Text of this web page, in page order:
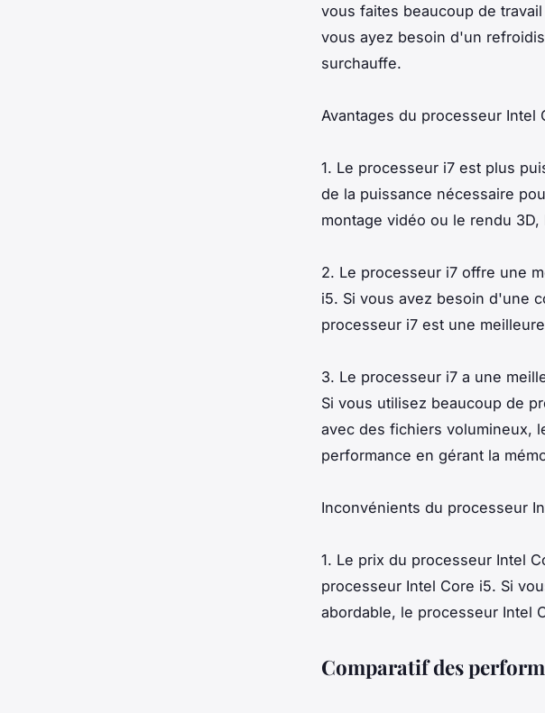
vous faites beaucoup de
vous ayez besoin d'un
surchauffe.
Avantages du processeur Intel
1. Le processeur i7 est plus
de la puissance nécessaire
montage vidéo ou le rendu
2. Le processeur i7 offre une
i5. Si vous avez besoin d'une
processeur i7 est une
3. Le processeur i7 a une
Si vous utilisez beaucoup de
avec des fichiers volumineux,
performance en gérant la
Inconvénients du processeur
1. Le prix du processeur Intel
processeur Intel Core i5. Si
abordable, le processeur Intel
Comparatif des